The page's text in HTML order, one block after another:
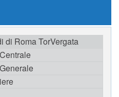
di Roma TorVergata